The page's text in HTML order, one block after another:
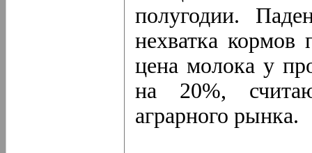
полугодии.
нехватка кормов
цена молока у
на 20%,
аграрного рынка.